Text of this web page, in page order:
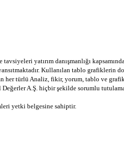
tavsiyeleri yatırım danışmanlığı
Kullanılan tablo grafiklerin
her türlü Analiz, fikir, yorum, tablo ve
Değerler A.Ş. hiçbir şekilde sorumlu
yetki belgesine sahiptir.